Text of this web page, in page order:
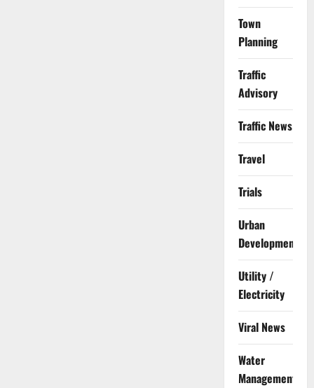
Town
Planning
Traffic
Advisory
Traffic News
Travel
Trials
Urban
Development
Utility /
Electricity
Viral News
Water
Management